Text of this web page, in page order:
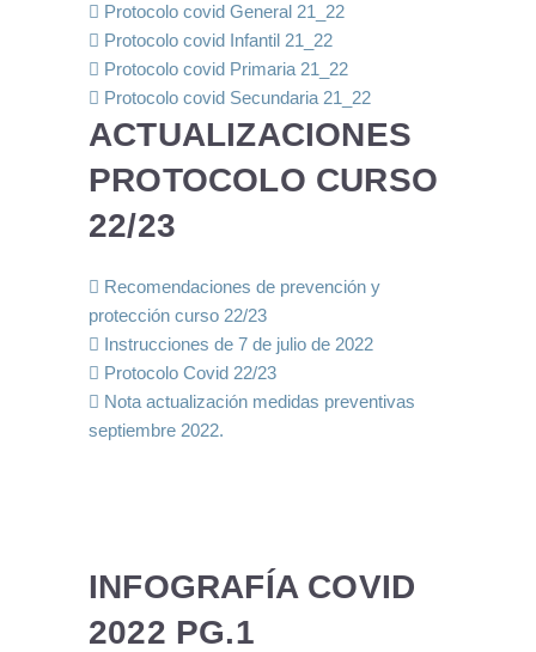
Protocolo covid General 21_22
Protocolo covid Infantil 21_22
Protocolo covid Primaria 21_22
Protocolo covid Secundaria 21_22
ACTUALIZACIONES
PROTOCOLO CURSO
22/23
Recomendaciones de prevención y
protección curso 22/23
Instrucciones de 7 de julio de 2022
Protocolo Covid 22/23
Nota actualización medidas preventivas
septiembre 2022.
INFOGRAFÍA COVID
2022 PG.1